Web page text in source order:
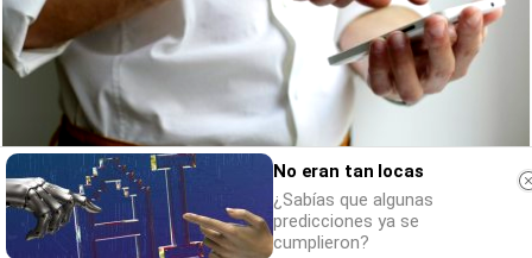
No creerás estas apps
¿Sabías que estas apps existen y son súper
útiles?
No eran tan locas
¿Sabías que algunas
predicciones ya se
cumplieron?